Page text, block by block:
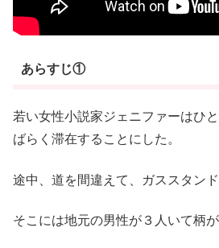
あらすじ①
若い女性小説家ジェニファーはひ
ばらく滞在することにした。
途中、道を間違えて、ガススタンド
そこには地元の男性が３人いて柄が